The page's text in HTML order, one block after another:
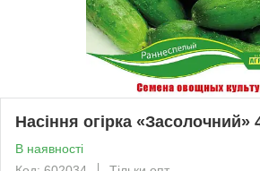
Насіння огірка «Засолочний»
В наявності